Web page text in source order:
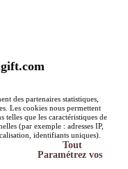
des partenaires statistiques,
Les cookies nous permettent
telles que les caractéristiques de
(par exemple : adresses IP,
identifiants uniques).
Tout
Paramétrez vos